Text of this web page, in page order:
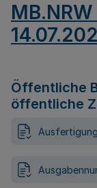
Öffentliche
öffentliche